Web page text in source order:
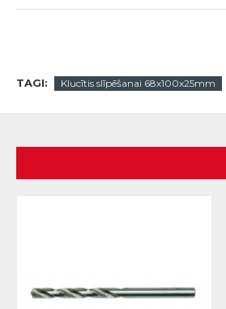
TAGI: Klucītis slīpēšanai 68x100x25mm